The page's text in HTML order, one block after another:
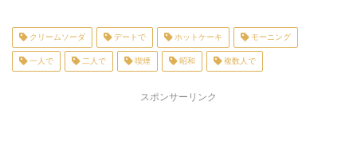
クリームソーダ デートで ホットケーキ モーニング
一人で 二人で 喫煙 昭和 複数人で
スポンサーリンク